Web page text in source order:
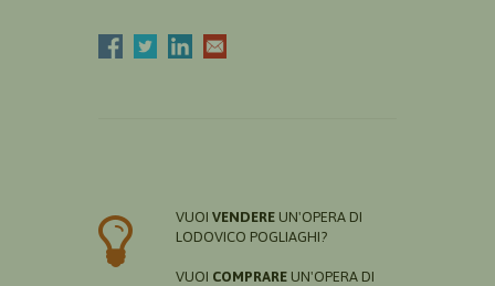
VUOI VENDERE UN'OPERA DI
LODOVICO POGLIAGHI?
VUOI COMPRARE UN'OPERA DI